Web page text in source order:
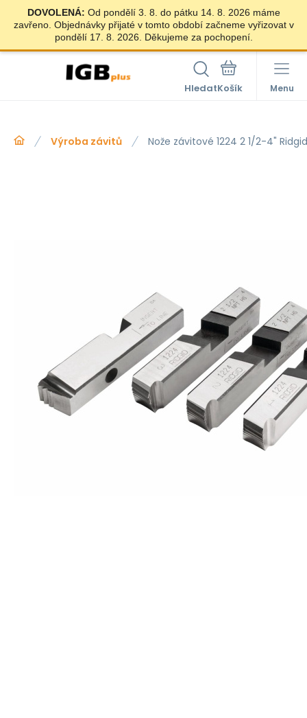
DOVOLENÁ: Od pondělí 3. 8. do pátku 14. 8. 2026 máme
zavřeno. Objednávky přijaté v tomto období začneme vyřizovat v
pondělí 17. 8. 2026. Děkujeme za pochopení.
Hledat Menu
Výroba závitů Nože závitové 1224 2 1/2-4" Ridgid